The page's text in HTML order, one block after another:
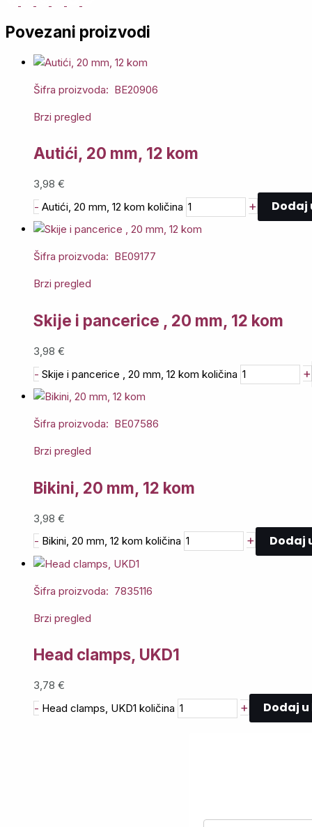
Povezani proizvodi
Šifra proizvoda: BE20906
Brzi pregled
Autići, 20 mm, 12 kom
3,98 €
- Autići, 20 mm, 12 kom količina + Dodaj
Šifra proizvoda: BE09177
Brzi pregled
Skije i pancerice , 20 mm, 12 kom
3,98 €
- Skije i pancerice , 20 mm, 12 kom količina +
Šifra proizvoda: BE07586
Brzi pregled
Bikini, 20 mm, 12 kom
3,98 €
- Bikini, 20 mm, 12 kom količina + Dodaj
Šifra proizvoda: 7835116
Brzi pregled
Head clamps, UKD1
3,78 €
- Head clamps, UKD1 količina + Dodaj